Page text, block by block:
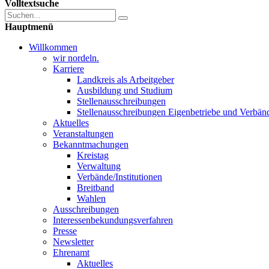
Volltextsuche
Hauptmenü
Willkommen
wir nordeln.
Karriere
Landkreis als Arbeitgeber
Ausbildung und Studium
Stellenausschreibungen
Stellenausschreibungen Eigenbetriebe und
Aktuelles
Veranstaltungen
Bekanntmachungen
Kreistag
Verwaltung
Verbände/Institutionen
Breitband
Wahlen
Ausschreibungen
Interessen­bekundungsverfahren
Presse
Newsletter
Ehrenamt
Aktuelles